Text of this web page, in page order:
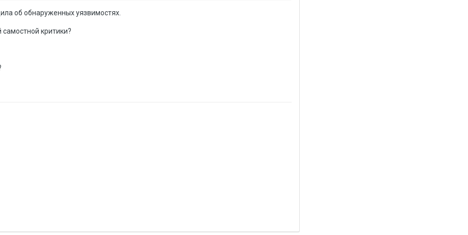
об обнаруженных уязвимостях.
самостной критики?